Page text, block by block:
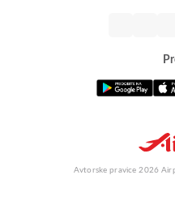
Avtorske pravice 2026